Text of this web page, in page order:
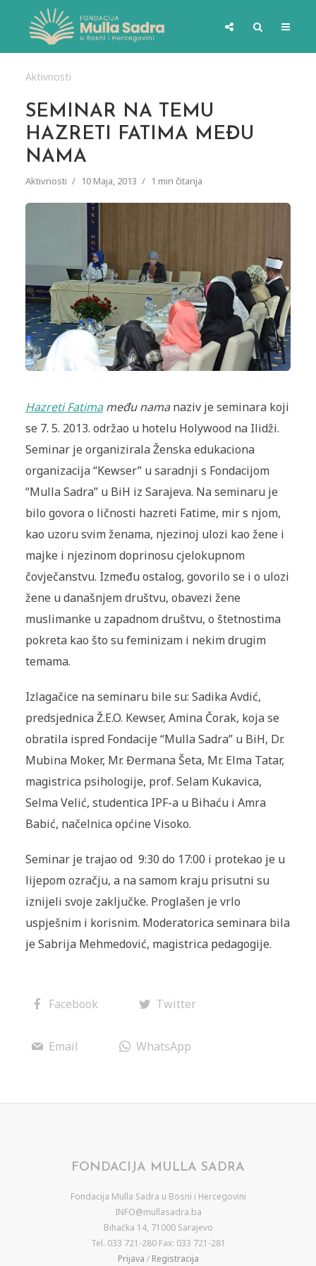
Aktivnosti
SEMINAR NA TEMU
HAZRETI FATIMA MEĐU
NAMA
Aktivnosti 10 Maja, 2013 1 min čitanja
Hazreti Fatimameđu namanaziv je seminara koji
se 7. 5. 2013. održao u hotelu Holywood na Ilidži.
Seminar je organizirala Ženska edukaciona
organizacija “Kewser” u saradnji s Fondacijom
“Mulla Sadra” u BiH iz Sarajeva. Na seminaru je
bilo govora o ličnosti hazreti Fatime, mir s njom,
kao uzoru svim ženama, njezinoj ulozi kao žene i
majke i njezinom doprinosu cjelokupnom
čovječanstvu. Između ostalog, govorilo se i o ulozi
žene u današnjem društvu, obavezi žene
muslimanke u zapadnom društvu, o štetnostima
pokreta kao što su feminizam i nekim drugim
temama.
Izlagačice na seminaru bile su: Sadika Avdić,
predsjednica Ž.E.O. Kewser, Amina Čorak, koja se
obratila ispred Fondacije “Mulla Sadra” u BiH, Dr.
Mubina Moker, Mr. Đermana Šeta, Mr. Elma Tatar,
magistrica psihologije, prof. Selam Kukavica,
Selma Velić, studentica IPF-a u Bihaću i Amra
Babić, načelnica općine Visoko.
Seminar je trajao od 9:30 do 17:00 i protekao je u
lijepom ozračju, a na samom kraju prisutni su
iznijeli svoje zaključke. Proglašen je vrlo
uspješnim i korisnim. Moderatorica seminara bila
je Sabrija Mehmedović, magistrica pedagogije.
Facebook Twitter
Email WhatsApp
FONDACIJA MULLA SADRA
Fondacija Mulla Sadra u Bosni i Hercegovini
INFO@mullasadra.ba
Bihaćka 14, 71000 Sarajevo
Tel. 033 721-280 Fax: 033 721-281
Prijava / Registracija